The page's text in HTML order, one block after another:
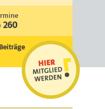
260